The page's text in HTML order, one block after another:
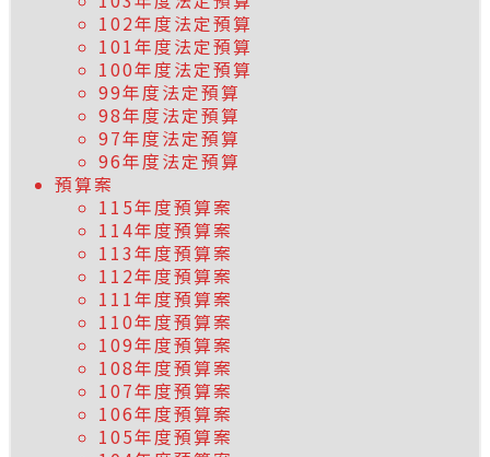
102年度法定預算
101年度法定預算
100年度法定預算
99年度法定預算
98年度法定預算
97年度法定預算
96年度法定預算
預算案
115年度預算案
114年度預算案
113年度預算案
112年度預算案
111年度預算案
110年度預算案
109年度預算案
108年度預算案
107年度預算案
106年度預算案
105年度預算案